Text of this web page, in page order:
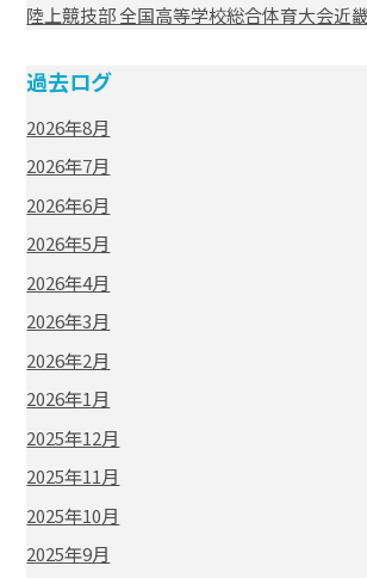
陸上競技部 全国高等学校総合体育大会近
過去ログ
2026年8月
2026年7月
2026年6月
2026年5月
2026年4月
2026年3月
2026年2月
2026年1月
2025年12月
2025年11月
2025年10月
2025年9月